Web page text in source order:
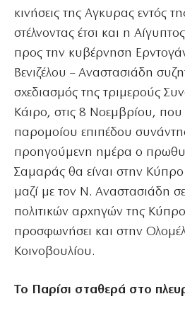
κινήσεις της Αγκυρας εντός
στέλνοντας έτσι και η
προς την κυβέρνηση
Βενιζέλου – Αναστασιάδη
σχεδιασμός της τριμερούς
Κάιρο, στις 8 Νοεμβρίου, που
παρομοίου επιπέδου
προηγούμενη ημέρα ο
Σαμαράς θα είναι στην Κύπρο
μαζί με τον Ν. Αναστασιάδη
πολιτικών αρχηγών της
προσφωνήσει και στην
Κοινοβουλίου.
Το Παρίσι σταθερά στο